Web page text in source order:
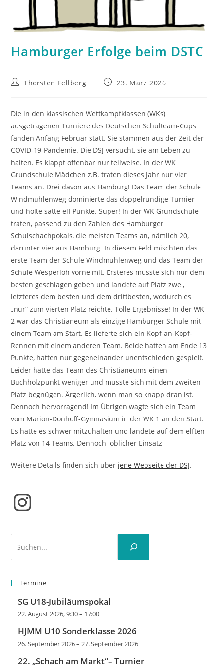
Hamburger Erfolge beim DSTC
Beitrags-
Thorsten Fellberg
Beitrag23. März 2026
Die in den klassischen Wettkampfklassen (WKs)
ausgetragenen Turniere des Deutschen Schulteam-Cups
fanden Anfang Februar statt. Sie stammen aus der Zeit der
COVID-19-Pandemie. Die DSJ versucht, sie am Leben zu
halten. Es klappt offenbar nur teilweise. In der WK
Grundschule Mädchen z.B. traten dieses Jahr nur vier
Teams an. Drei davon aus Hamburg! Das Team der Schule
Windmühlenweg dominierte das doppelrundige Turnier
und holte satte elf Punkte. Super! In der WK Grundschule
traten, passend zu den Zahlen des Hamburger
Schulschachpokals, die meisten Teams an, nämlich 20,
darunter vier aus Hamburg. In diesem Feld mischten das
erste Team der Schule Windmühlenweg und das Team der
Schule Wesperloh vorne mit. Ersteres musste sich nur dem
besten geschlagen geben und landete auf Platz zwei,
letzteres dem besten und dem drittbesten, wodurch es
„nur“ zum vierten Platz reichte. Tolle Ergebnisse! In der WK
2 war das Christianeum als einzige Hamburger Schule mit
einem Team am Start. Es lieferte sich ein Kopf-an-Kopf-
Rennen mit einem anderen Team. Beide hatten am Ende 13
Punkte, hatten nur gegeneinander unentschieden gespielt.
Leider hatte das Team des Christianeums einen
Buchholzpunkt weniger und musste sich mit dem zweiten
Platz begnügen. Ärgerlich, wenn man so knapp dran ist.
Dennoch hervorragend! Im Übrigen wagte sich ein Team
vom Marion-Donhöff-Gymnasium in der WK 1 an den Start.
Es hatte es schwer mitzuhalten und landete auf dem elften
Platz von 14 Teams. Dennoch löblicher Einsatz!
Weitere Details finden sich über jene Webseite der DSJ.
Instagram
Termine
SG U18-Jubiläumspokal
22. August 2026, 9:30– 17:00
HJMM U10 Sonderklasse 2026
26. September 2026– 27. September 2026
22. „Schach am Markt“– Turnier